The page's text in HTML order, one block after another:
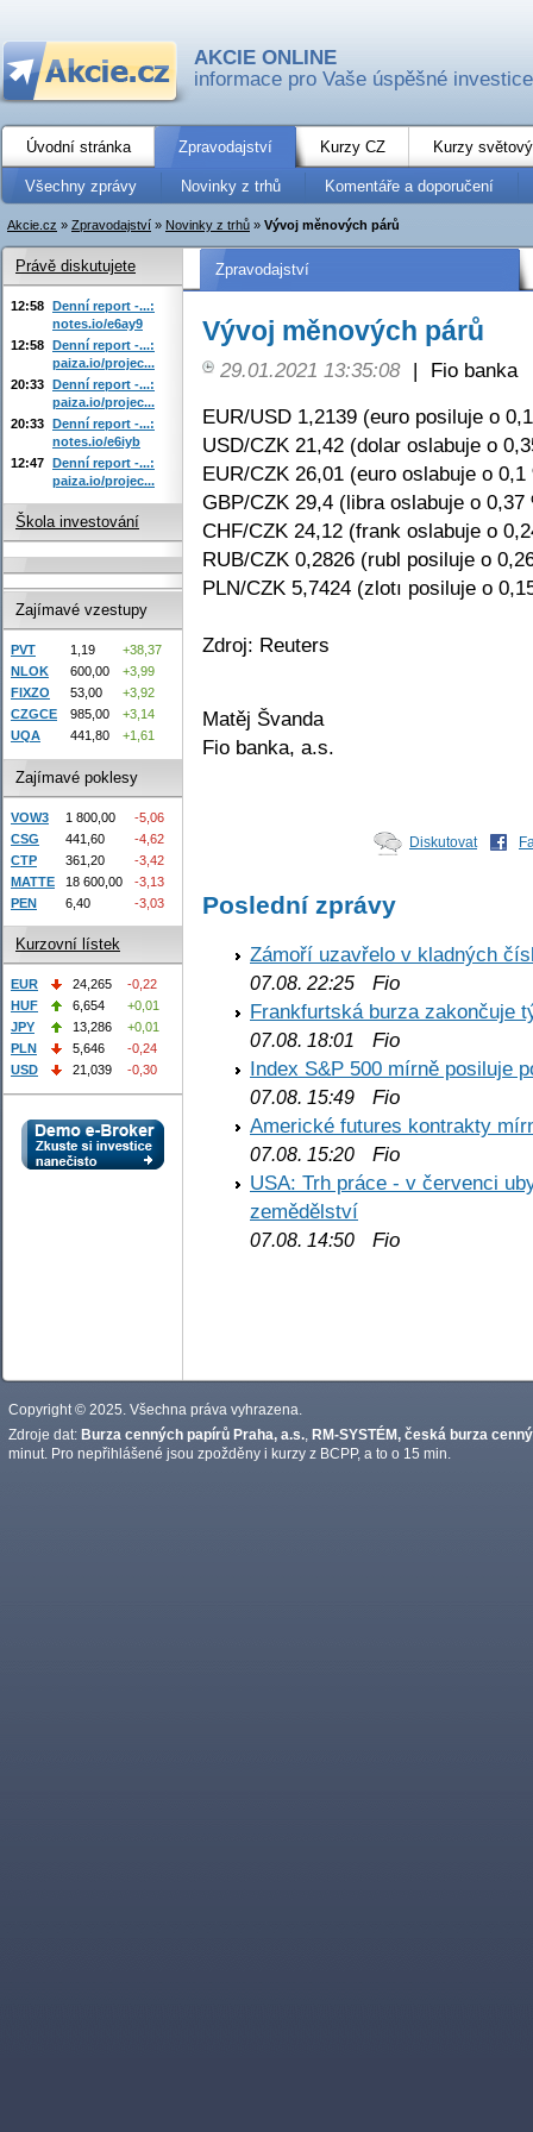
AKCIE ONLINE
informace pro Vaše úspěšné investice
Úvodní stránka Zpravodajství Kurzy CZ Kurzy
Všechny zprávy Novinky z trhů Komentáře a doporučení
Akcie.cz » Zpravodajství » Novinky z trhů » Vývoj měnových párů
Zpravodajství
Vývoj měnových párů
29.01.2021 13:35:08 |
Fio banka
EUR/USD 1,2139 (euro posiluje o
USD/CZK 21,42 (dolar oslabuje o
EUR/CZK 26,01 (euro oslabuje o 0,1
GBP/CZK 29,4 (libra oslabuje o 0,37
CHF/CZK 24,12 (frank oslabuje o
RUB/CZK 0,2826 (rubl posiluje o
PLN/CZK 5,7424 (zlotı posiluje o
Zdroj: Reuters
Matěj Švanda
Fio banka, a.s.
Diskutovat
Poslední zprávy
Zámoří uzavřelo v kladných
07.08. 22:25 Fio
Frankfurtská burza zakončuje
07.08. 18:01
Fio
Index S&P 500 mírně posiluje
07.08. 15:49 Fio
Americké futures kontrakty
07.08. 15:20 Fio
USA: Trh práce - v červenci
zemědělství
07.08. 14:50 Fio
Právě diskutujete
12:58 Denní report -...:
notes.io/e6ay9
12:58 Denní report -...:
paiza.io/projec...
20:33 Denní report -...:
paiza.io/projec...
20:33 Denní report -...:
notes.io/e6iyb
12:47 Denní report -...:
paiza.io/projec...
Škola investování
Zajímavé vzestupy
PVT 1,19
+38,37
NLOK
600,00
+3,99
FIXZO
53,00
+3,92
CZGCE
985,00
+3,14
UQA
441,80 +1,61
Zajímavé poklesy
VOW3 1 800,00
-5,06
CSG
441,60
-4,62
CTP
361,20
-3,42
MATTE
18 600,00
-3,13
PEN
6,40 -3,03
Kurzovní lístek
EUR 24,265
-0,22
HUF
6,654
+0,01
JPY
13,286
+0,01
PLN
5,646
-0,24
USD
21,039 -0,30
Copyright © 2025. Všechna práva vyhrazena.
Zdroje dat: Burza cenných papírů Praha, a.s. RM-SYSTÉM, česká burza
minut. Pro nepřihlášené jsou zpožděny i kurzy z BCPP, a to o 15 min.